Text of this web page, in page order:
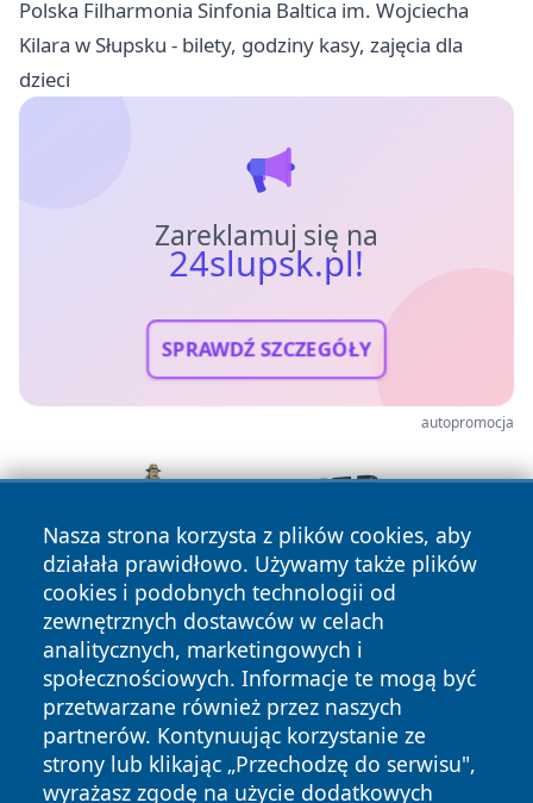
Polska Filharmonia Sinfonia Baltica im. Wojciecha
Kilara w Słupsku - bilety, godziny kasy, zajęcia dla
dzieci
Zareklamuj się na
24slupsk.pl!
SPRAWDŹ SZCZEGÓŁY
autopromocja
Nasza strona korzysta z plików cookies, aby
działała prawidłowo. Używamy także plików
cookies i podobnych technologii od
zewnętrznych dostawców w celach
analitycznych, marketingowych i
społecznościowych. Informacje te mogą być
przetwarzane również przez naszych
partnerów. Kontynuując korzystanie ze
strony lub klikając „Przechodzę do serwisu",
wyrażasz zgodę na użycie dodatkowych
Copyright © 2026 24slupsk.pl Wszystkie prawa zastrzeżone.